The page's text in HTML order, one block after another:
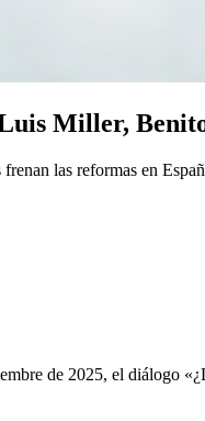
Miller,
las reformas en
de 2025, el diálogo